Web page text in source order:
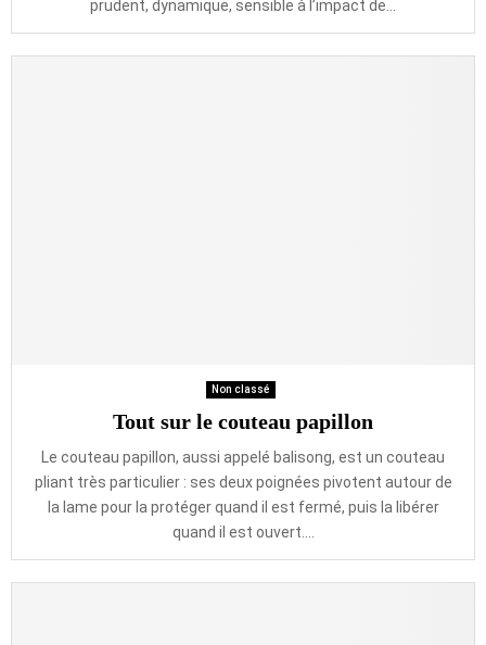
prudent, dynamique, sensible à l’impact de...
Non classé
Tout sur le couteau papillon
Le couteau papillon, aussi appelé balisong, est un couteau
pliant très particulier : ses deux poignées pivotent autour de
la lame pour la protéger quand il est fermé, puis la libérer
quand il est ouvert....